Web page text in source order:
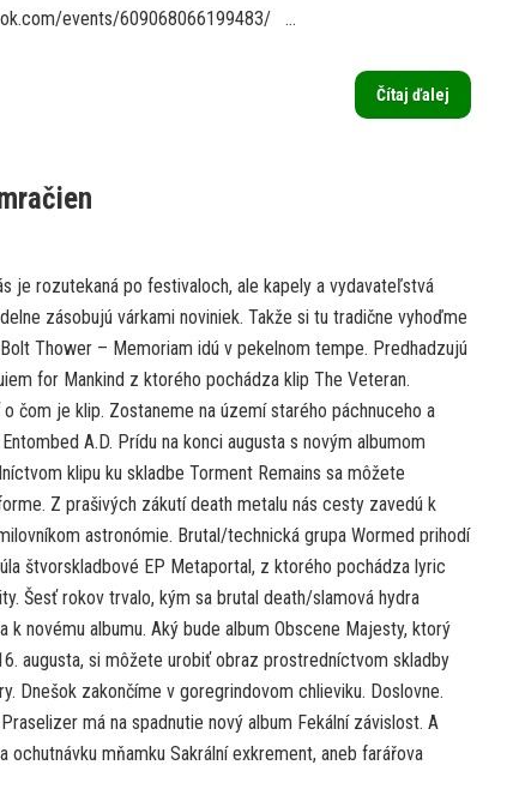
events/609068066199483/ ...
Čítaj ďalej
je rozutekaná po festivaloch, ale kapely a vydavateľstvá
zásobujú várkami noviniek. Takže si tu tradične vyhoďme
Thower – Memoriam idú v pekelnom tempe. Predhadzujú
for Mankind z ktorého pochádza klip The Veteran.
čom je klip. Zostaneme na území starého páchnuceho a
A.D. Prídu na konci augusta s novým albumom
klipu ku skladbe Torment Remains sa môžete
Z prašivých zákutí death metalu nás cesty zavedú k
astronómie. Brutal/technická grupa Wormed prihodí
štvorskladbové EP Metaportal, z ktorého pochádza lyric
Šesť rokov trvalo, kým sa brutal death/slamová hydra
k novému albumu. Aký bude album Obscene Majesty, ktorý
augusta, si môžete urobiť obraz prostredníctvom skladby
Dnešok zakončíme v goregrindovom chlieviku. Doslovne.
má na spadnutie nový album Fekální závislost. A
ochutnávku mňamku Sakrální exkrement, aneb farářova